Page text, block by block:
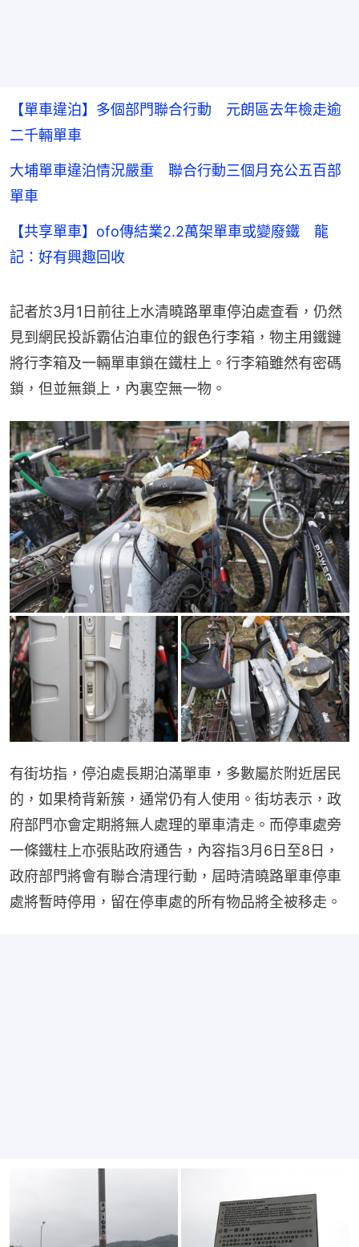
【單車違泊】多個部門聯合行動 元朗區去年檢走逾
二千輛單車
大埔單車違泊情況嚴重 聯合行動三個月充公五百部
單車
【共享單車】ofo傳結業2.2萬架單車或變廢鐵 龍
記：好有興趣回收
記者於3月1日前往上水清曉路單車停泊處查看，仍然
見到網民投訴霸佔泊車位的銀色行李箱，物主用鐵鏈
將行李箱及一輛單車鎖在鐵柱上。行李箱雖然有密碼
鎖，但並無鎖上，內裏空無一物。
有街坊指，停泊處長期泊滿單車，多數屬於附近居民
的，如果椅背新簇，通常仍有人使用。街坊表示，政
府部門亦會定期將無人處理的單車清走。而停車處旁
一條鐵柱上亦張貼政府通告，內容指3月6日至8日，
政府部門將會有聯合清理行動，屆時清曉路單車停車
處將暫時停用，留在停車處的所有物品將全被移走。